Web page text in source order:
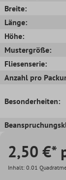
Breite:
Länge:
Höhe:
Mustergröße:
Fliesenserie:
Anzahl pro
Besonderheiten:
2,50 €*
Inhalt: 0.01